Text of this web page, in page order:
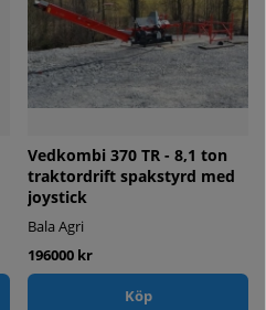
Vedkombi 370 TR - 8,1 ton
traktordrift spakstyrd med
joystick
Bala Agri
196000 kr
Köp